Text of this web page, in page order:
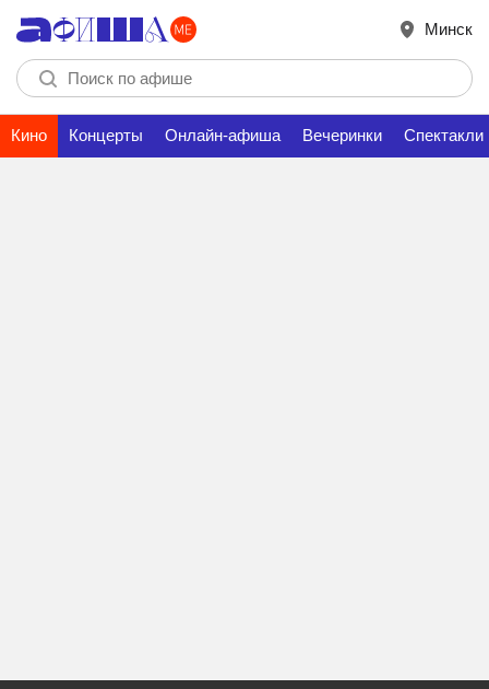
Минск
Кино Концерты Онлайн-афиша Вечеринки Спектакли